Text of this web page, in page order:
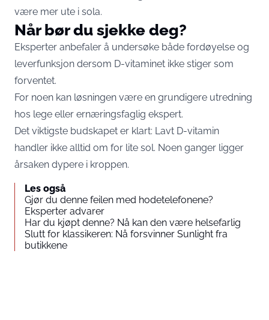
være mer ute i sola.
Når bør du sjekke deg?
Eksperter anbefaler å undersøke både fordøyelse og
leverfunksjon dersom D-vitaminet ikke stiger som
forventet.
For noen kan løsningen være en grundigere utredning
hos lege eller ernæringsfaglig ekspert.
Det viktigste budskapet er klart: Lavt D-vitamin
handler ikke alltid om for lite sol. Noen ganger ligger
årsaken dypere i kroppen.
Les også
Gjør du denne feilen med hodetelefonene?
Eksperter advarer
Har du kjøpt denne? Nå kan den være helsefarlig
Slutt for klassikeren: Nå forsvinner Sunlight fra
butikkene